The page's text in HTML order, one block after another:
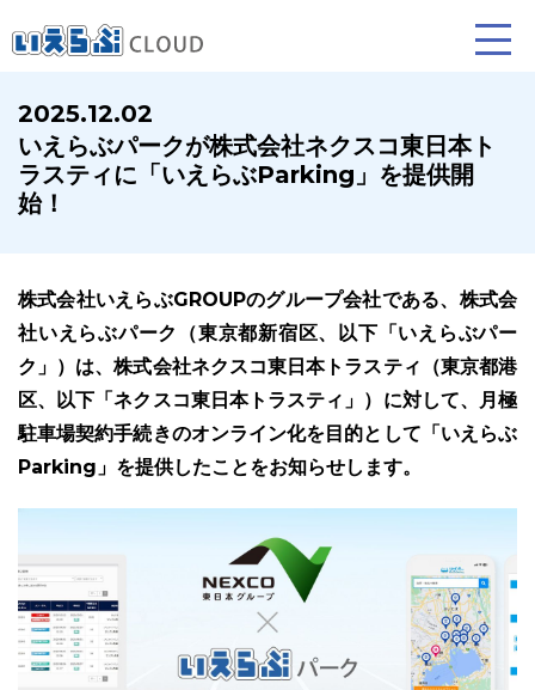
賃貸仲介 売買仲介
2025.12.02
いえらぶパークが株式会社ネクスコ東日本ト
ラスティに「いえらぶParking」を提供開
始！
株式会社いえらぶGROUPのグループ会社である、株式会
社いえらぶパーク（東京都新宿区、以下「いえらぶパー
ク」）は、株式会社ネクスコ東日本トラスティ（東京都港
区、以下「ネクスコ東日本トラスティ」）に対して、月極
駐車場契約手続きのオンライン化を目的として「いえらぶ
Parking」を提供したことをお知らせします。